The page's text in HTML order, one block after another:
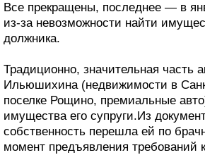
Все прекращены, последнее — в
из-за невозможности найти
должника.
Традиционно, значительная часть
Ильюшихина (недвижимости в
поселке Рощино, премиальные
имущества его супруги.Из
собственность перешла ей по
момент предъявления требований